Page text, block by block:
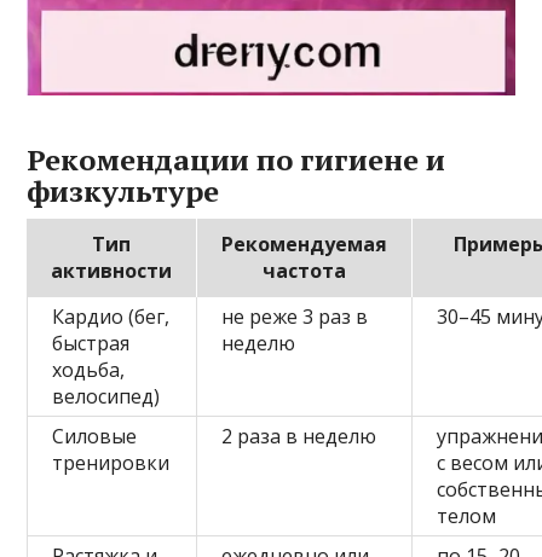
Рекомендации по гигиене и
физкультуре
Тип
активности
Рекомендуемая
частота
Кардио (бег,
быстрая
ходьба,
велосипед)
не реже 3 раз в
неделю
30–45
Силовые
тренировки
2 раза в неделю
с весом
телом